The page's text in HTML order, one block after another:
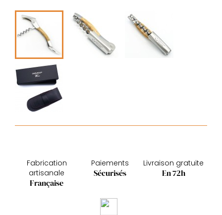
Fabrication
artisanale
Française
Paiements
Sécurisés
Livraison gratuite
En 72h